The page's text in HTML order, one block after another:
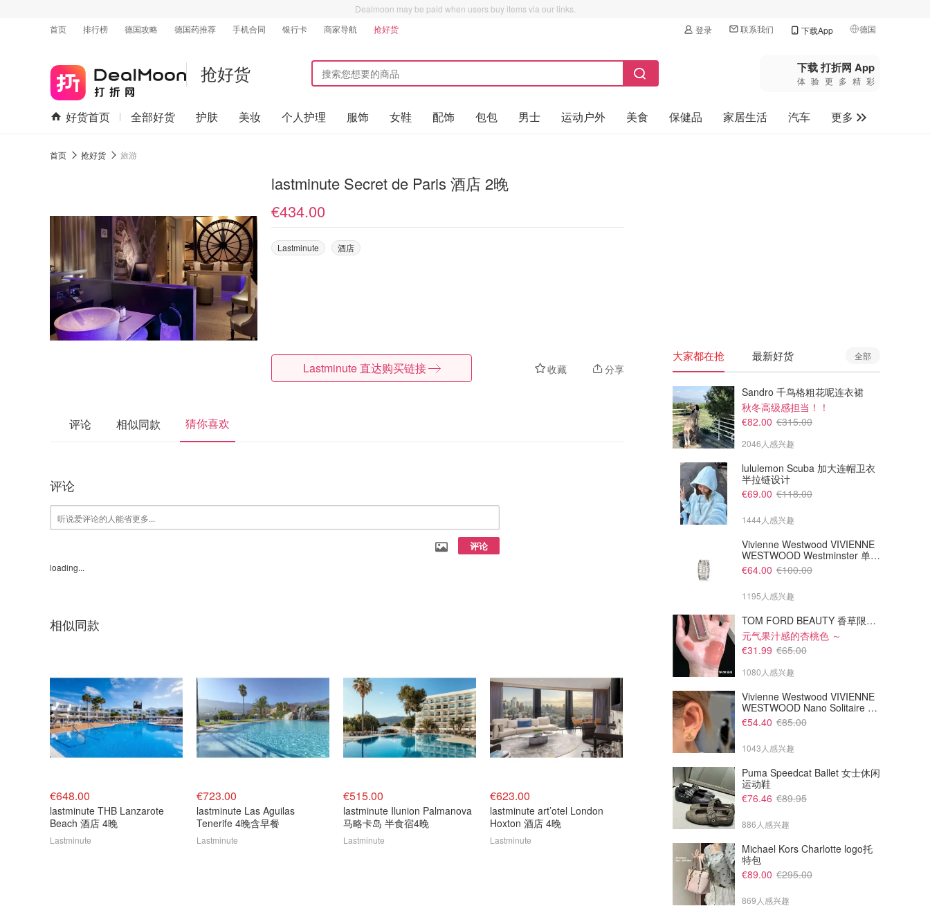
Dealmoon may be paid when users buy items via our links.
首页
排行榜 德国攻略 德国药推荐 手机合同 银行卡 商家导航 抢好货 登录 联系我们 下载App 德国
🇺🇸美国
🇨🇳中国
🇨🇦加拿大
抢好货 下载 打折网 App
体验更多精彩
好货首页 全部好货 护肤 美妆 个人护理 服饰 女鞋 配饰 包包 男士 运动户外 美食 保健品 家居生活 汽车
更多
首页 抢好货 旅游
lastminute Secret de Paris 酒店 2晚
€434.00
Lastminute 酒店
收藏 分享
Lastminute 直达购买链接
评论 相似同款 猜你喜欢
评论
评论
loading...
相似同款
€648.00
lastminute THB Lanzarote
Beach 酒店 4晚
Lastminute
€723.00
lastminute Las Aguilas
Tenerife 4晚含早餐
Lastminute
€515.00
lastminute Ilunion Palmanova
马略卡岛 半食宿4晚
Lastminute
€623.00
lastminute art’otel London
Hoxton 酒店 4晚
Lastminute
€530.00
lastminute NH Collection
Carlo IV 布拉格酒店
€1019.00
Club 全包酒店 马拉喀什
大家都在抢 最新好货 全部
Sandro 千鸟格粗花呢连衣裙
秋冬高级感担当！！
€82.00 €315.00
2046人感兴趣
lululemon Scuba 加大连帽卫衣
半拉链设计
€69.00 €118.00
1444人感兴趣
Vivienne Westwood VIVIENNE
WESTWOOD Westminster 单只
耳环
€64.00 €100.00
1195人感兴趣
TOM FORD BEAUTY 香草限定 镜面唇蜜 #08INHIBITION
元气果汁感的杏桃色 ～
€31.99 €65.00
1080人感兴趣
Vivienne Westwood VIVIENNE
WESTWOOD Nano Solitaire 耳
环
€54.40 €85.00
1043人感兴趣
Puma Speedcat Ballet 女士休闲
运动鞋
€76.46 €89.95
886人感兴趣
Michael Kors Charlotte logo托
特包
€89.00 €295.00
869人感兴趣